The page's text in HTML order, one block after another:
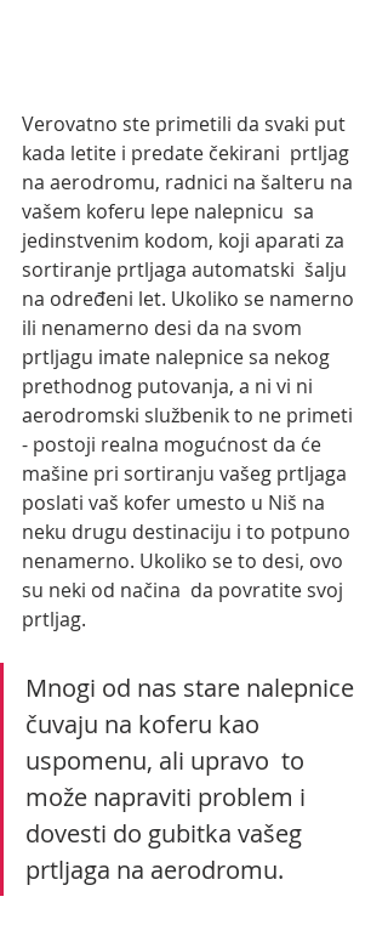
Verovatno ste primetili da svaki put
kada letite i predate čekirani  prtljag
na aerodromu, radnici na šalteru na
vašem koferu lepe nalepnicu  sa
jedinstvenim kodom, koji aparati za
sortiranje prtljaga automatski  šalju
na određeni let. Ukoliko se namerno
ili nenamerno desi da na svom
prtljagu imate nalepnice sa nekog
prethodnog putovanja, a ni vi ni
aerodromski službenik to ne primeti
- postoji realna mogućnost da će
mašine pri sortiranju vašeg prtljaga
poslati vaš kofer umesto u Niš na
neku drugu destinaciju i to potpuno
nenamerno. Ukoliko se to desi, ovo
su neki od načina  da povratite svoj
prtljag.
Mnogi od nas stare nalepnice
čuvaju na koferu kao
uspomenu, ali upravo  to
može napraviti problem i
dovesti do gubitka vašeg
prtljaga na aerodromu.